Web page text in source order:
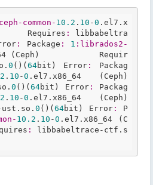
common- 10.2 . 10 -0 .el7.x
Requires :
libbabeltra
: Package : 1 :librados2-
( Ceph ) Requir
0 ()( 64bit) Error :
Packag
. 10 -0 .el7.x86_64 ( Ceph
0 ()(64bit) Error:
Packag
. 10 -0 .el7.x86_64 ( Ceph
0 ()(64bit) Error:
P
10.2 . 10 -0 .el7.x86_64 ( C
:
libbabeltrace-ctf.s